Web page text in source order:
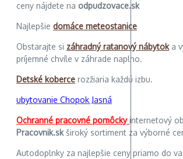
ceny nájdete na odpudzovace.sk
Najlepšie domáce meteostanice
Obstarajte si záhradný ratanový nábytoka
príjemné chvíle v záhrade naplno.
Detské koberce rozžiaria každú izbu.
ubytovanie Chopok Jasná
Ochranné pracovné pomôckyinternetový
Pracovnik.skširoký sortiment za výborné
Autodoplnky za najlepšie ceny priamo do